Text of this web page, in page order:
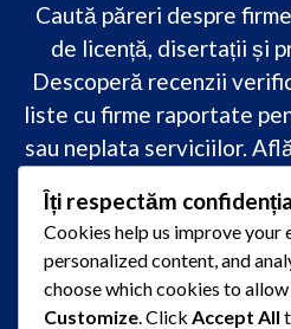
Caută păreri despre
de licență, disertații și
Descoperă recenzii
liste cu firme raportate
sau neplata serviciilor.
academicădoar pe
comandă lucrare de
lucrare licență urgent,
Îți respectăm
Cookies help us improve your
personalized content, and
choose which cookies to
Customize . Click Accept All